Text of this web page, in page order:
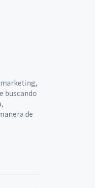
marketing,
buscando
de